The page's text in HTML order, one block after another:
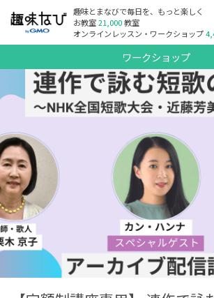
趣味とまなびで毎日を、もっと楽しく
お教室21,000教室
オンラインレッスン・ワークショップ
ワークショップ